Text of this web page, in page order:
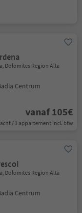
Dolomites Region Alta
Centrum
vanaf 105€
/ 1 appartement Incl. btw
Dolomites Region Alta
Centrum